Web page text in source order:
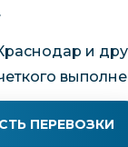
и
ПЕРЕВОЗКИ